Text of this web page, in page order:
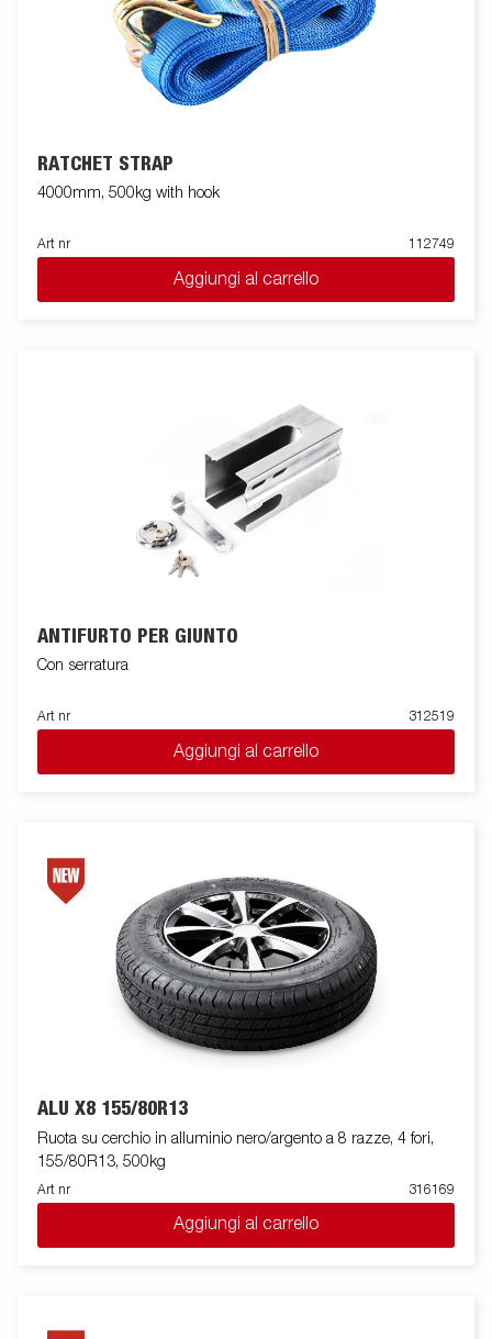
RATCHET STRAP
4000mm, 500kg with hook
Art nr 112749
Aggiungi al carrello
ANTIFURTO PER GIUNTO
Con serratura
Art nr 312519
Aggiungi al carrello
ALU X8 155/80R13
Ruota su cerchio in alluminio nero/argento a 8 razze, 4 fori,
155/80R13, 500kg
Art nr 316169
Aggiungi al carrello